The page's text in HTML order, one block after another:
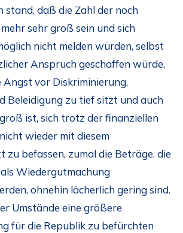
stand, daß die Zahl der noch
sehr groß sein und sich
nicht melden würden, selbst
Anspruch geschaffen würde,
Angst vor Diskriminierung,
Beleidigung zu tief sitzt und auch
ist, sich trotz der finanziellen
wieder mit diesem
zu befassen, zumal die Beträge, die
Wiedergutmachung
ohnehin lächerlich gering sind.
Umstände eine größere
für die Republik zu befürchten